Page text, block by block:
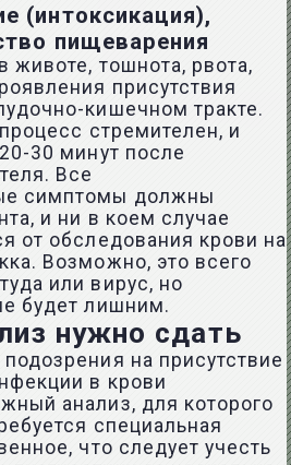
(интоксикация),
пищеварения
животе, тошнота, рвота,
присутствия
кишечном тракте.
стремителен, и
30 минут после
Все
симптомы должны
и ни в коем случае
от обследования крови на
Возможно, это всего
или вирус, но
будет лишним.
нужно сдать
на присутствие
в крови
анализ, для которого
специальная
что следует учесть